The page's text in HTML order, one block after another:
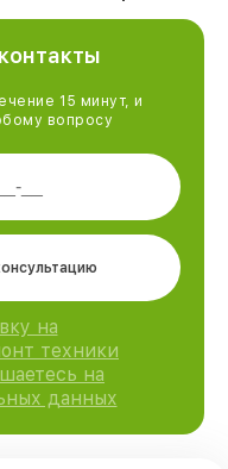
15 минут, и
вопросу
на
техники
на
данных